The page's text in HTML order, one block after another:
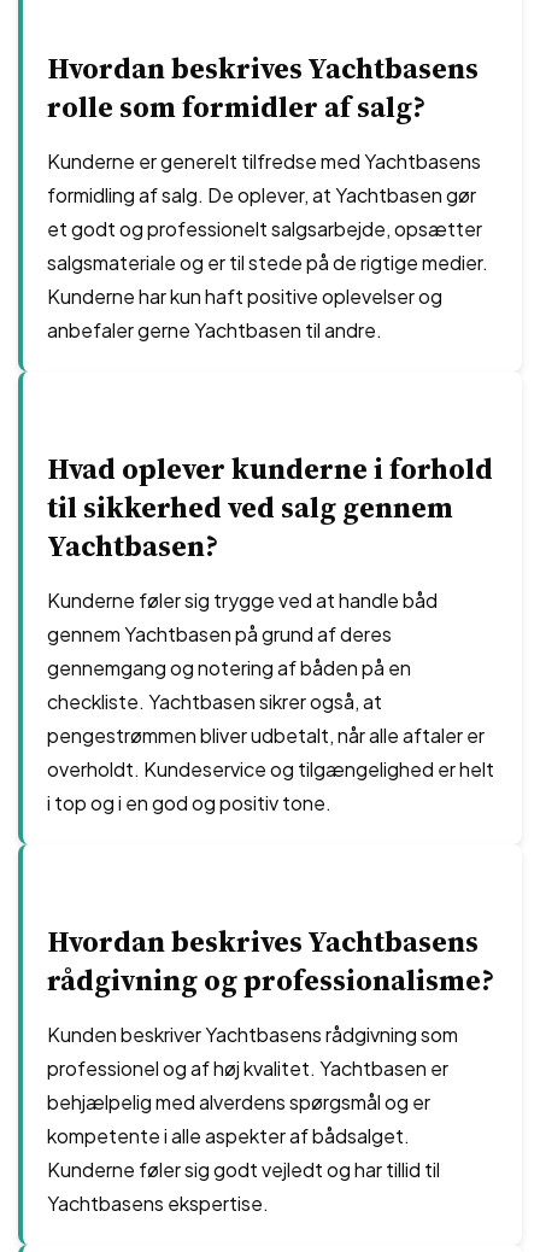
Hvordan beskrives Yachtbasens
rolle som formidler af salg?
Kunderne er generelt tilfredse med Yachtbasens
formidling af salg. De oplever, at Yachtbasen gør
et godt og professionelt salgsarbejde, opsætter
salgsmateriale og er til stede på de rigtige medier.
Kunderne har kun haft positive oplevelser og
anbefaler gerne Yachtbasen til andre.
Hvad oplever kunderne i forhold
til sikkerhed ved salg gennem
Yachtbasen?
Kunderne føler sig trygge ved at handle båd
gennem Yachtbasen på grund af deres
gennemgang og notering af båden på en
checkliste. Yachtbasen sikrer også, at
pengestrømmen bliver udbetalt, når alle aftaler er
overholdt. Kundeservice og tilgængelighed er helt
i top og i en god og positiv tone.
Hvordan beskrives Yachtbasens
rådgivning og professionalisme?
Kunden beskriver Yachtbasens rådgivning som
professionel og af høj kvalitet. Yachtbasen er
behjælpelig med alverdens spørgsmål og er
kompetente i alle aspekter af bådsalget.
Kunderne føler sig godt vejledt og har tillid til
Yachtbasens ekspertise.